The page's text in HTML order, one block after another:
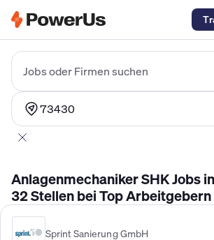
Jobs oder Firmen suchen
73430
Anlagenmechaniker SHK Jobs
32 Stellen bei Top Arbeitgebern
Sprint Sanierung GmbH